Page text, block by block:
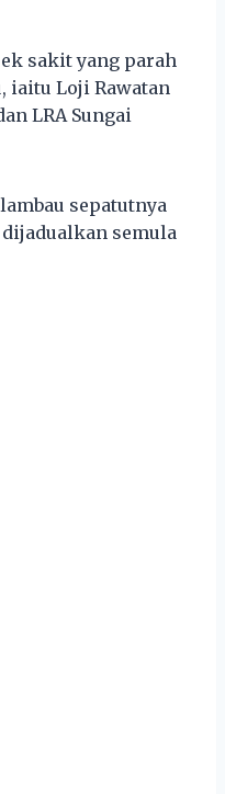
sakit yang parah
iaitu Loji Rawatan
LRA Sungai
sepatutnya
dijadualkan semula